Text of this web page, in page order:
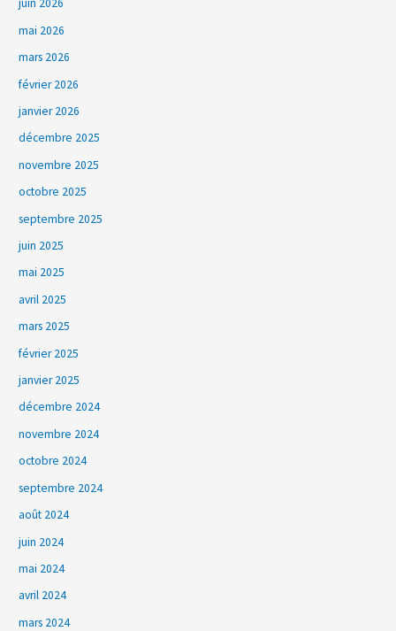
juin 2026
mai 2026
mars 2026
février 2026
janvier 2026
décembre 2025
novembre 2025
octobre 2025
septembre 2025
juin 2025
mai 2025
avril 2025
mars 2025
février 2025
janvier 2025
décembre 2024
novembre 2024
octobre 2024
septembre 2024
août 2024
juin 2024
mai 2024
avril 2024
mars 2024